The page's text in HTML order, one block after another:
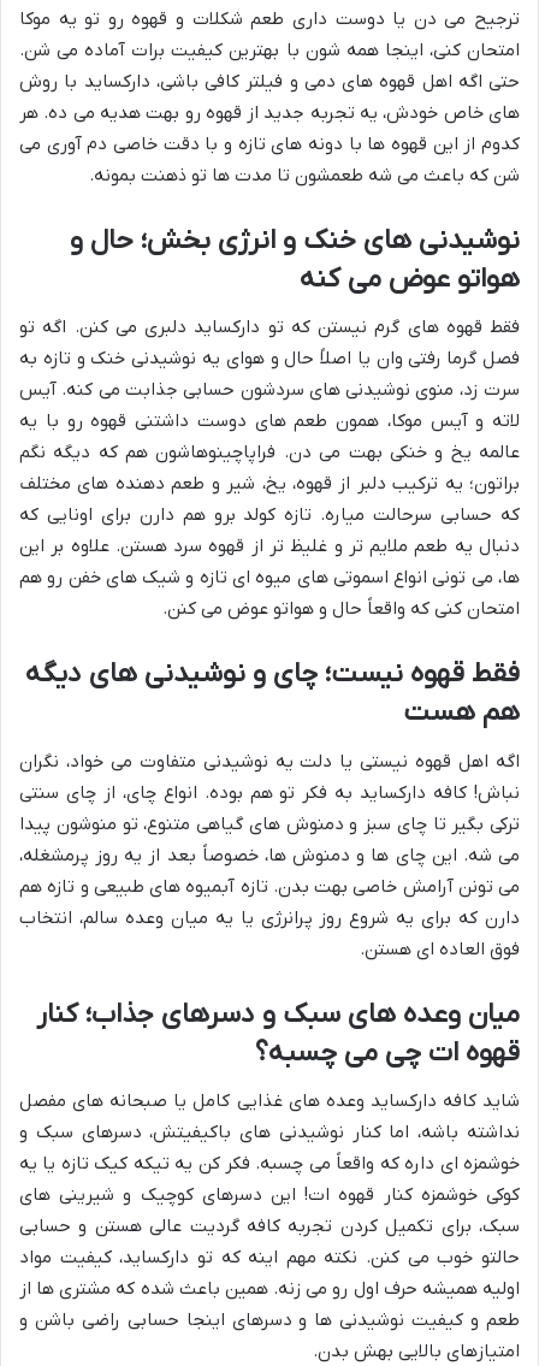
ترجیح می دن یا دوست داری طعم شکلات و قهوه رو تو یه موکا
امتحان کنی، اینجا همه شون با بهترین کیفیت برات آماده می شن.
حتی اگه اهل قهوه های دمی و فیلتر کافی باشی، دارکساید با روش
های خاص خودش، یه تجربه جدید از قهوه رو بهت هدیه می ده. هر
کدوم از این قهوه ها با دونه های تازه و با دقت خاصی دم آوری می
شن که باعث می شه طعمشون تا مدت ها تو ذهنت بمونه.
نوشیدنی های خنک و انرژی بخش؛ حال و
هواتو عوض می کنه
فقط قهوه های گرم نیستن که تو دارکساید دلبری می کنن. اگه تو
فصل گرما رفتی وان یا اصلاً حال و هوای یه نوشیدنی خنک و تازه به
سرت زد، منوی نوشیدنی های سردشون حسابی جذابت می کنه. آیس
لاته و آیس موکا، همون طعم های دوست داشتنی قهوه رو با یه
عالمه یخ و خنکی بهت می دن. فراپاچینوهاشون هم که دیگه نگم
براتون؛ یه ترکیب دلبر از قهوه، یخ، شیر و طعم دهنده های مختلف
که حسابی سرحالت میاره. تازه کولد برو هم دارن برای اونایی که
دنبال یه طعم ملایم تر و غلیظ تر از قهوه سرد هستن. علاوه بر این
ها، می تونی انواع اسموتی های میوه ای تازه و شیک های خفن رو هم
امتحان کنی که واقعاً حال و هواتو عوض می کنن.
فقط قهوه نیست؛ چای و نوشیدنی های دیگه
هم هست
اگه اهل قهوه نیستی یا دلت یه نوشیدنی متفاوت می خواد، نگران
نباش! کافه دارکساید به فکر تو هم بوده. انواع چای، از چای سنتی
ترکی بگیر تا چای سبز و دمنوش های گیاهی متنوع، تو منوشون پیدا
می شه. این چای ها و دمنوش ها، خصوصاً بعد از یه روز پرمشغله،
می تونن آرامش خاصی بهت بدن. تازه آبمیوه های طبیعی و تازه هم
دارن که برای یه شروع روز پرانرژی یا یه میان وعده سالم، انتخاب
فوق العاده ای هستن.
میان وعده های سبک و دسرهای جذاب؛ کنار
قهوه ات چی می چسبه؟
شاید کافه دارکساید وعده های غذایی کامل یا صبحانه های مفصل
نداشته باشه، اما کنار نوشیدنی های باکیفیتش، دسرهای سبک و
خوشمزه ای داره که واقعاً می چسبه. فکر کن یه تیکه کیک تازه یا یه
کوکی خوشمزه کنار قهوه ات! این دسرهای کوچیک و شیرینی های
سبک، برای تکمیل کردن تجربه کافه گردیت عالی هستن و حسابی
حالتو خوب می کنن. نکته مهم اینه که تو دارکساید، کیفیت مواد
اولیه همیشه حرف اول رو می زنه. همین باعث شده که مشتری ها از
طعم و کیفیت نوشیدنی ها و دسرهای اینجا حسابی راضی باشن و
امتیازهای بالایی بهش بدن.